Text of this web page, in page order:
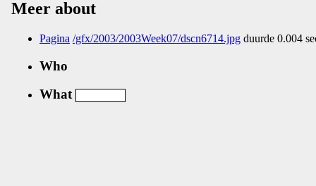
Meer about
Pagina /gfx/2003/2003Week07/dscn6714.jpg duurde 0.004
Who
What